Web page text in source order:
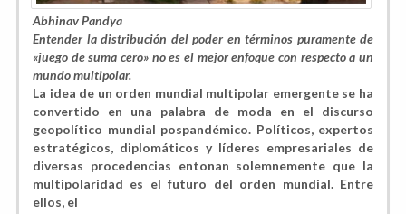
Abhinav Pandya
Entender la distribución del poder en términos puramente de
«juego de suma cero» no es el mejor enfoque con respecto a un
mundo multipolar.
La idea de un orden mundial multipolar emergente se ha
convertido en una palabra de moda en el discurso
geopolítico mundial pospandémico. Políticos, expertos
estratégicos, diplomáticos y líderes empresariales de
diversas procedencias entonan solemnemente que la
multipolaridad es el futuro del orden mundial. Entre
ellos, el